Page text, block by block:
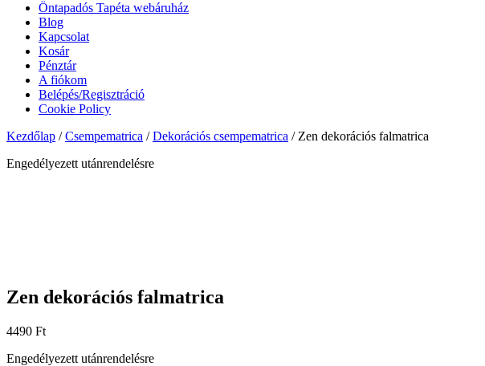
Öntapadós Tapéta webáruház
Blog
Kapcsolat
Kosár
Pénztár
A fiókom
Belépés/Regisztráció
Cookie Policy
Kezdőlap /Csempematrica /Dekorációs csempematrica / Zen dekorációs falmatrica
Engedélyezett utánrendelésre
Zen dekorációs falmatrica
4490 Ft
Engedélyezett utánrendelésre